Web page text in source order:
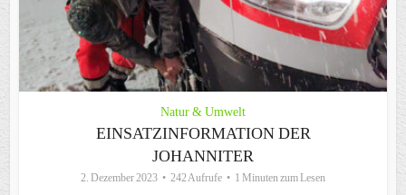
Natur & Umwelt
EINSATZINFORMATION DER
JOHANNITER
2. Dezember 2023 242 Aufrufe 1 Minuten zum Lesen